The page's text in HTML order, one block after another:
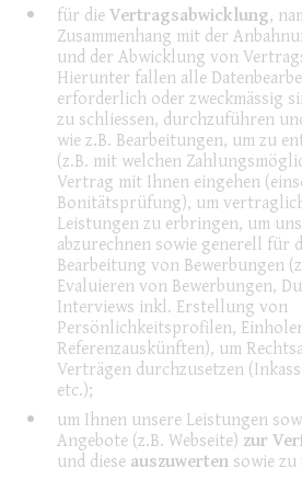
für dieVertragsabwicklung,
Zusammenhang mit der
und der Abwicklung von
Hierunter fallen alle
erforderlich oder zweckmässig
zu schliessen, durchzuführen
wie z.B. Bearbeitungen, um zu
(z.B. mit welchen
Vertrag mit Ihnen eingehen
Bonitätsprüfung), um
Leistungen zu erbringen, um
abzurechnen sowie generell für
Bearbeitung von Bewerbungen
Evaluieren von Bewerbungen,
Interviews inkl. Erstellung von
Persönlichkeitsprofilen,
Referenzauskünften), um
Verträgen durchzusetzen
etc.);
um Ihnen unsere Leistungen
Angebote (z.B. Webseite) zur
und diese auszuwerten sowie zu